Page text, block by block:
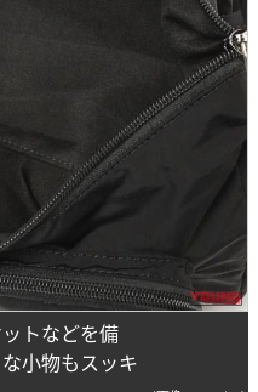
トなどを備
小物もスッキ